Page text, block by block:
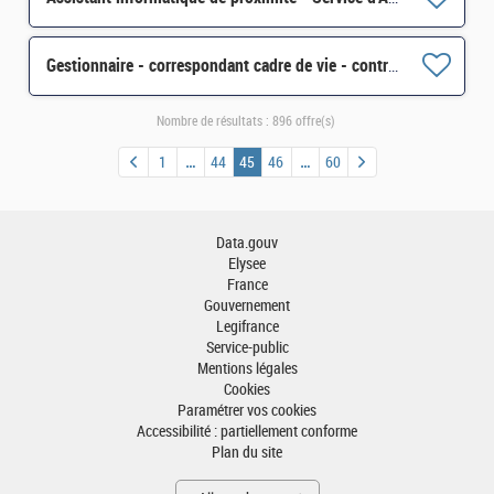
Gestionnaire - correspondant cadre de vie - contrat court H/F
Nombre de résultats : 896 offre(s)
1 44 45 46 60
Data.gouv
Elysee
France
Gouvernement
Legifrance
Service-public
Mentions légales
Cookies
Paramétrer vos cookies
Accessibilité : partiellement conforme
Plan du site